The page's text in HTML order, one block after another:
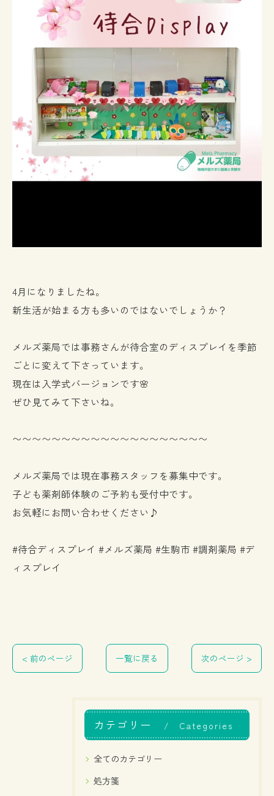
4月になりましたね。
新生活が始まる方も多いのではないでしょうか？
メルズ薬局では事務さんが待合室のディスプレイを季節
ごとに変えて下さっています。
現在は入学式バージョンです🌸
ぜひ見てみて下さいね。
〜〜〜〜〜〜〜〜〜〜〜〜〜〜〜〜〜〜〜〜
メルズ薬局では現在事務スタッフを募集中です。
子ども薬剤師体験のご予約も受付中です。
お気軽にお問い合わせください♪
#待合ディスプレイ #メルズ薬局 #生駒市 #調剤薬局 #デ
ィスプレイ
< 前のページ 一覧に戻る 次のページ >
カテゴリー Categories
全てのカテゴリー
処方箋